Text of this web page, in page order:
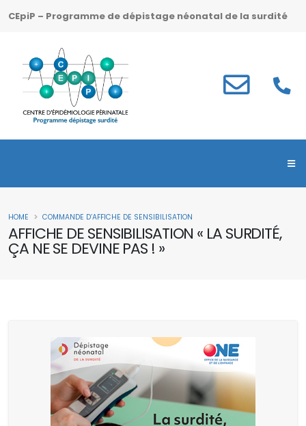
CEpiP – Programme de dépistage néonatal de la surdité
AFFICHE DE SENSIBILISATION « LA SURDITÉ,
ÇA NE SE DEVINE PAS ! »
HOME COMMANDE D’AFFICHE DE SENSIBILISATION